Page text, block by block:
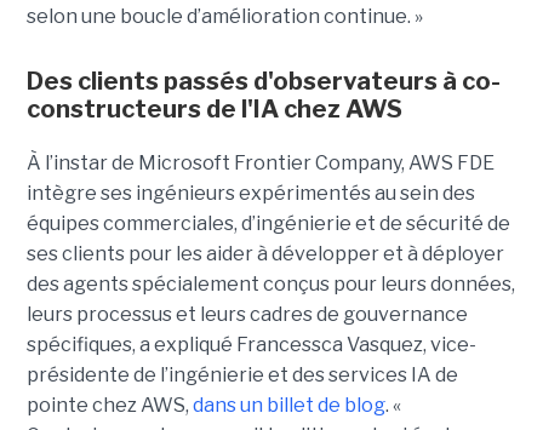
selon une boucle d’amélioration continue. »
Des clients passés d'observateurs à co-
constructeurs de l'IA chez AWS
À l’instar de Microsoft Frontier Company, AWS FDE
intègre ses ingénieurs expérimentés au sein des
équipes commerciales, d’ingénierie et de sécurité de
ses clients pour les aider à développer et à déployer
des agents spécialement conçus pour leurs données,
leurs processus et leurs cadres de gouvernance
spécifiques, a expliqué Francessca Vasquez, vice-
présidente de l’ingénierie et des services IA de
pointe chez AWS, dans un billet de blog. «